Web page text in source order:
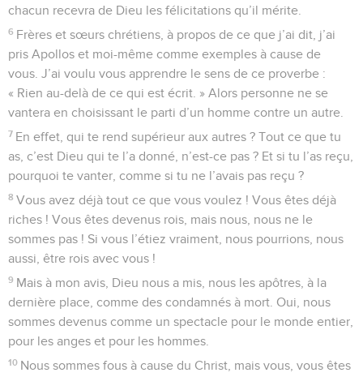
chacun recevra de Dieu les félicitations qu’il mérite.
6 Frères et sœurs chrétiens, à propos de ce que j’ai dit, j’ai
pris Apollos et moi-même comme exemples à cause de
vous. J’ai voulu vous apprendre le sens de ce proverbe :
« Rien au-delà de ce qui est écrit. » Alors personne ne se
vantera en choisissant le parti d’un homme contre un autre.
7 En effet, qui te rend supérieur aux autres ? Tout ce que tu
as, c’est Dieu qui te l’a donné, n’est-ce pas ? Et si tu l’as reçu,
pourquoi te vanter, comme si tu ne l’avais pas reçu ?
8 Vous avez déjà tout ce que vous voulez ! Vous êtes déjà
riches ! Vous êtes devenus rois, mais nous, nous ne le
sommes pas ! Si vous l’étiez vraiment, nous pourrions, nous
aussi, être rois avec vous !
9 Mais à mon avis, Dieu nous a mis, nous les apôtres, à la
dernière place, comme des condamnés à mort. Oui, nous
sommes devenus comme un spectacle pour le monde entier,
pour les anges et pour les hommes.
10 Nous sommes fous à cause du Christ, mais vous, vous êtes